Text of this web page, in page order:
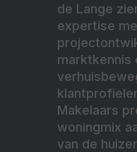
de Lange
expertise
marktkennis
Makelaars
woningmix
van de